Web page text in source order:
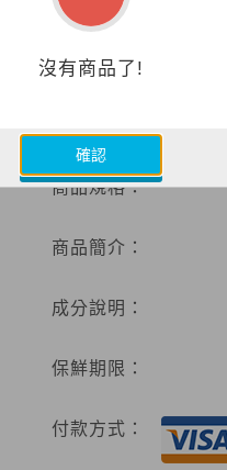
商品規格：
商品簡介：
成分說明：
保鮮期限：
付款方式：
沒有商品了!
確認